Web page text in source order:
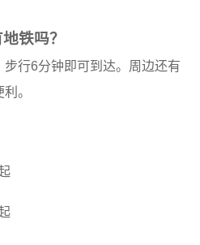
铁吗？
行6分钟即可到达。周边还有
。